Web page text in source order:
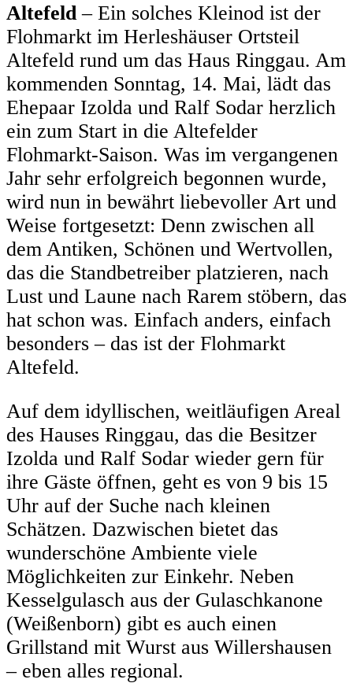
Altefeld– Ein solches Kleinod ist der
Flohmarkt im Herleshäuser Ortsteil
Altefeld rund um das Haus Ringgau. Am
kommenden Sonntag, 14. Mai, lädt das
Ehepaar Izolda und Ralf Sodar herzlich
ein zum Start in die Altefelder
Flohmarkt-Saison. Was im vergangenen
Jahr sehr erfolgreich begonnen wurde,
wird nun in bewährt liebevoller Art und
Weise fortgesetzt: Denn zwischen all
dem Antiken, Schönen und Wertvollen,
das die Standbetreiber platzieren, nach
Lust und Laune nach Rarem stöbern, das
hat schon was. Einfach anders, einfach
besonders – das ist der Flohmarkt
Altefeld.
Auf dem idyllischen, weitläufigen Areal
des Hauses Ringgau, das die Besitzer
Izolda und Ralf Sodar wieder gern für
ihre Gäste öffnen, geht es von 9 bis 15
Uhr auf der Suche nach kleinen
Schätzen. Dazwischen bietet das
wunderschöne Ambiente viele
Möglichkeiten zur Einkehr. Neben
Kesselgulasch aus der Gulaschkanone
(Weißenborn) gibt es auch einen
Grillstand mit Wurst aus Willershausen
– eben alles regional.